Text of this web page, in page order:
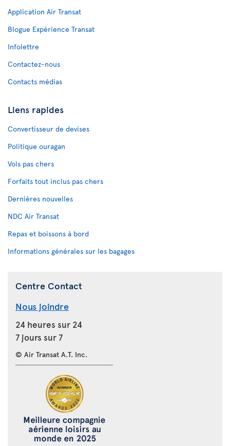
Application Air Transat
Blogue Expérience Transat
Infolettre
Contactez-nous
Contacts médias
Liens rapides
Convertisseur de devises
Politique ouragan
Vols pas chers
Forfaits tout inclus pas chers
Dernières nouvelles
NDC Air Transat
Repas et boissons à bord
Informations générales sur les bagages
Centre Contact
Nous joindre
24 heures sur 24
7 jours sur 7
© Air Transat A.T. Inc.